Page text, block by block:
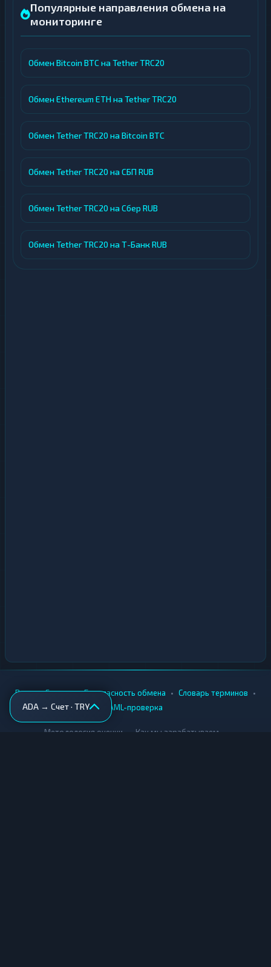
Популярные направления обмена на
мониторинге
Обмен Bitcoin BTC на Tether TRC20
Обмен Ethereum ETH на Tether TRC20
Обмен Tether TRC20 на Bitcoin BTC
Обмен Tether TRC20 на СБП RUB
Обмен Tether TRC20 на Сбер RUB
Обмен Tether TRC20 на Т-Банк RUB
ADA → Счет · TRY
Вики • Города • Безопасность обмена • Словарь терминов •
AML-проверка
Методология оценки Как мы зарабатываем